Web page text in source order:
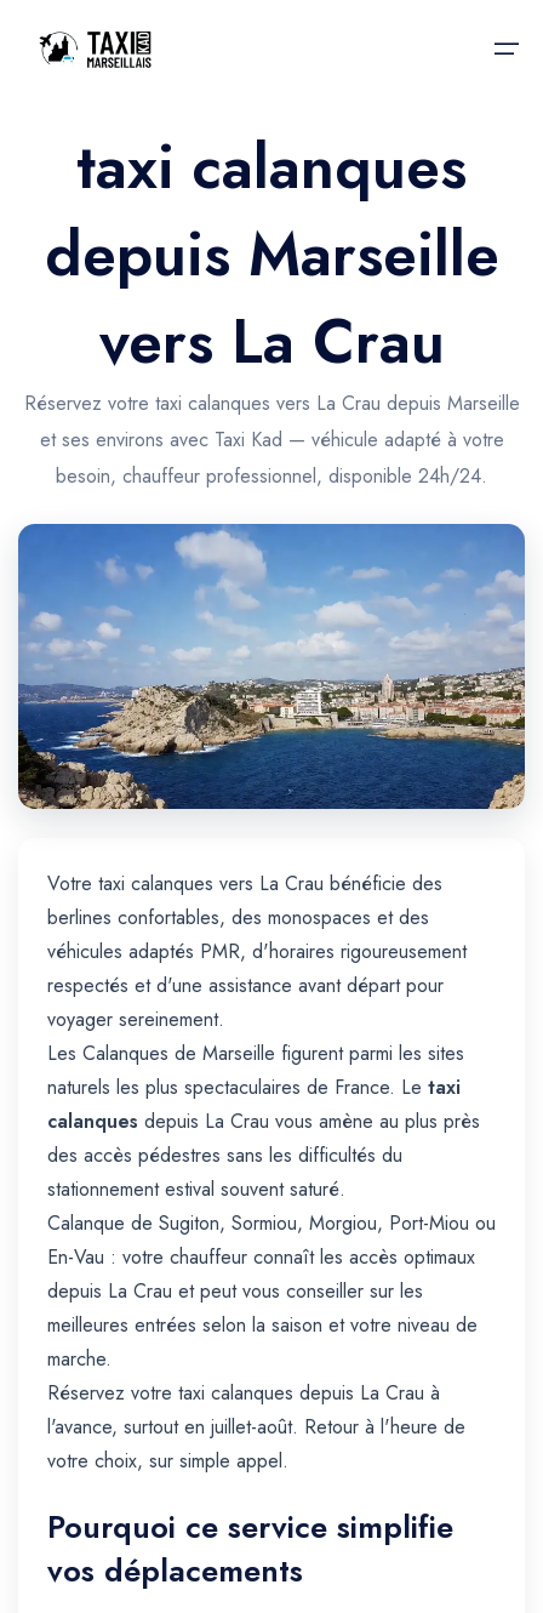
Accueil
Nos services
Nos services
Trajet Gare SNCF
Trajet Port croisière
Trajet Séminaire
Trajet Santé
Trajet Longue Distance
Taxis aéroport
Réservation
Actualités & évènements
Contactez-nous
taxi calanques
depuis Marseille
vers La Crau
Réservez votre taxi calanques vers La Crau depuis Marseille
et ses environs avec Taxi Kad — véhicule adapté à votre
besoin, chauffeur professionnel, disponible 24h/24.
Votre taxi calanques vers La Crau bénéficie des
berlines confortables, des monospaces et des
véhicules adaptés PMR, d'horaires rigoureusement
respectés et d'une assistance avant départ pour
voyager sereinement.
Les Calanques de Marseille figurent parmi les sites
naturels les plus spectaculaires de France. Le taxi
calanques depuis La Crau vous amène au plus près
des accès pédestres sans les difficultés du
stationnement estival souvent saturé.
Calanque de Sugiton, Sormiou, Morgiou, Port-Miou ou
En-Vau : votre chauffeur connaît les accès optimaux
depuis La Crau et peut vous conseiller sur les
meilleures entrées selon la saison et votre niveau de
marche.
Réservez votre taxi calanques depuis La Crau à
l'avance, surtout en juillet-août. Retour à l'heure de
votre choix, sur simple appel.
Pourquoi ce service simplifie
vos déplacements